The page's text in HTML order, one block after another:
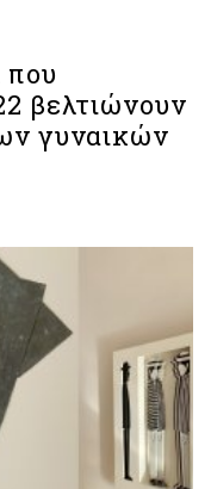
βελτιώνουν
γυναικών